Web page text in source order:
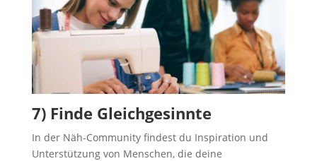
7) Finde Gleichgesinnte
In der Näh-Community findest du Inspiration und
Unterstützung von Menschen, die deine